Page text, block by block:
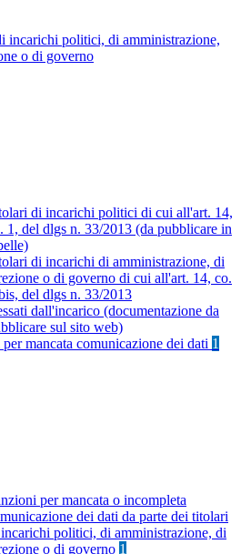
incarichi politici, di amministrazione,
o di governo
di incarichi politici di cui all'art. 14,
1, del dlgs n. 33/2013 (da pubblicare in
di incarichi di amministrazione, di
o di governo di cui all'art. 14, co.
del dlgs n. 33/2013
dall'incarico (documentazione da
sul sito web)
mancata comunicazione dei dati 1
per mancata o incompleta
dei dati da parte dei titolari
politici, di amministrazione, di
o di governo 1